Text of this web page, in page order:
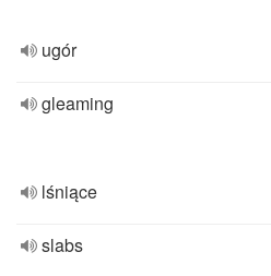
ugór
gleaming
lśniące
slabs